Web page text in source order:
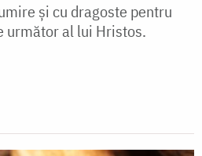
şi cu dragoste pentru
următor al lui Hristos.